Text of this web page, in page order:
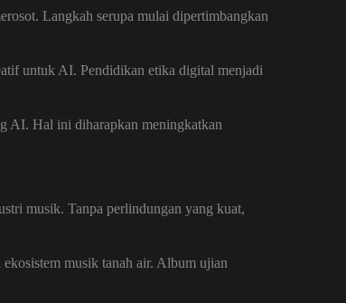
Langkah serupa mulai dipertimbangkan
untuk AI. Pendidikan etika digital menjadi
AI. Hal ini diharapkan meningkatkan
musik. Tanpa perlindungan yang kuat,
musik tanah air. Album ujian